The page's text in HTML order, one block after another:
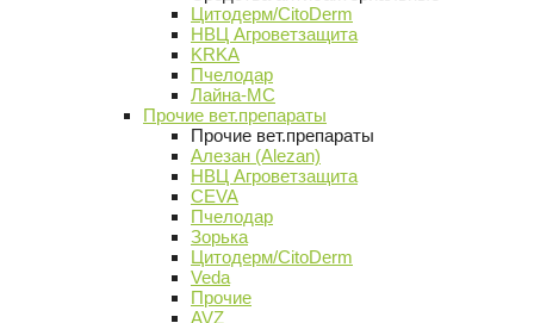
Цитодерм/CitoDerm
НВЦ Агроветзащита
KRKA
Пчелодар
Лайна-МС
Прочие вет.препараты
Прочие вет.препараты
Алезан (Alezan)
НВЦ Агроветзащита
CEVA
Пчелодар
Зорька
Цитодерм/CitoDerm
Veda
Прочие
AVZ